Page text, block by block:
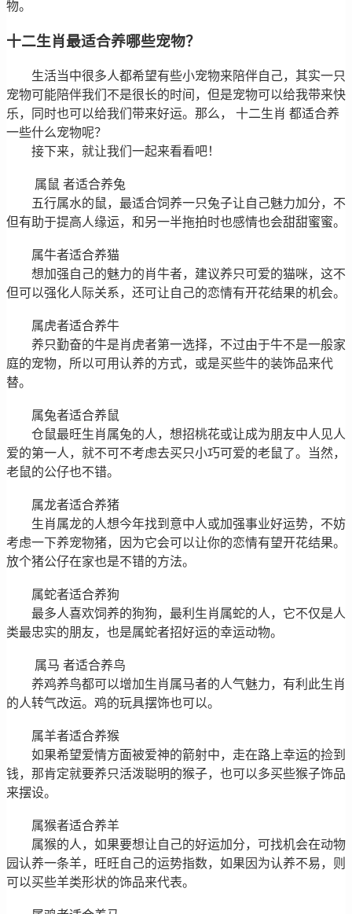
物。
十二生肖最适合养哪些宠物？
生活当中很多人都希望有些小宠物来陪伴自己，其实一只
宠物可能陪伴我们不是很长的时间，但是宠物可以给我带来快
乐，同时也可以给我们带来好运。那么， 十二生肖 都适合养
一些什么宠物呢？
接下来，就让我们一起来看看吧！
属鼠 者适合养兔
五行属水的鼠，最适合饲养一只兔子让自己魅力加分，不
但有助于提高人缘运，和另一半拖拍时也感情也会甜甜蜜蜜。
属牛者适合养猫
想加强自己的魅力的肖牛者，建议养只可爱的猫咪，这不
但可以强化人际关系，还可让自己的恋情有开花结果的机会。
属虎者适合养牛
养只勤奋的牛是肖虎者第一选择，不过由于牛不是一般家
庭的宠物，所以可用认养的方式，或是买些牛的装饰品来代
替。
属兔者适合养鼠
仓鼠最旺生肖属兔的人，想招桃花或让成为朋友中人见人
爱的第一人，就不可不考虑去买只小巧可爱的老鼠了。当然，
老鼠的公仔也不错。
属龙者适合养猪
生肖属龙的人想今年找到意中人或加强事业好运势，不妨
考虑一下养宠物猪，因为它会可以让你的恋情有望开花结果。
放个猪公仔在家也是不错的方法。
属蛇者适合养狗
最多人喜欢饲养的狗狗，最利生肖属蛇的人，它不仅是人
类最忠实的朋友，也是属蛇者招好运的幸运动物。
属马 者适合养鸟
养鸡养鸟都可以增加生肖属马者的人气魅力，有利此生肖
的人转气改运。鸡的玩具摆饰也可以。
属羊者适合养猴
如果希望爱情方面被爱神的箭射中，走在路上幸运的捡到
钱，那肯定就要养只活泼聪明的猴子，也可以多买些猴子饰品
来摆设。
属猴者适合养羊
属猴的人，如果要想让自己的好运加分，可找机会在动物
园认养一条羊，旺旺自己的运势指数，如果因为认养不易，则
可以买些羊类形状的饰品来代表。